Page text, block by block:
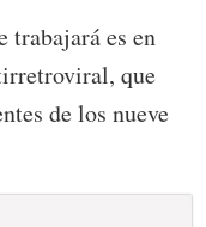
trabajará es en
que
de los nueve